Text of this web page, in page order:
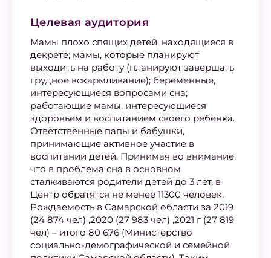
Целевая аудитория
Мамы плохо спящих детей, находящиеся в
декрете; мамы, которые планируют
выходить на работу (планируют завершать
грудное вскармливание); беременные,
интересующиеся вопросами сна;
работающие мамы, интересующиеся
здоровьем и воспитанием своего ребенка.
Ответственные папы и бабушки,
принимающие активное участие в
воспитании детей. Принимая во внимание,
что в проблема сна в основном
сталкиваются родители детей до 3 лет, в
Центр обратятся не менее 11300 человек.
Рождаемость в Самарской области за 2019
(24 874 чел) ,2020 (27 983 чел) ,2021 г (27 819
чел) – итого 80 676 (Министерство
социально-демографической и семейной